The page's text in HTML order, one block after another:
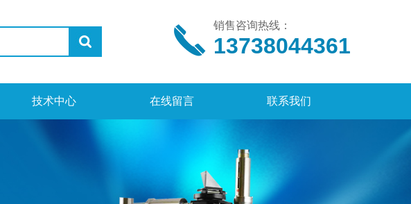
销售咨询热线：
13738044361
技术中心 在线留言 联系我们